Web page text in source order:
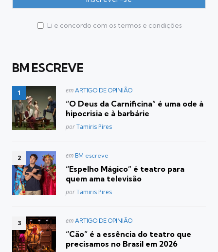
Li e concordo com os termos e condições
BM ESCREVE
Postado
em
em ARTIGO DE OPINIÃO
“O Deus da Carnificina” é uma ode à
hipocrisia e à barbárie
Posted
porTamiris Pires
Postado
em
em BM escreve
“Espelho Mágico” é teatro para
quem ama televisão
Posted
porTamiris Pires
Postado
em
em ARTIGO DE OPINIÃO
“Cão” é a essência do teatro que
precisamos no Brasil em 2026